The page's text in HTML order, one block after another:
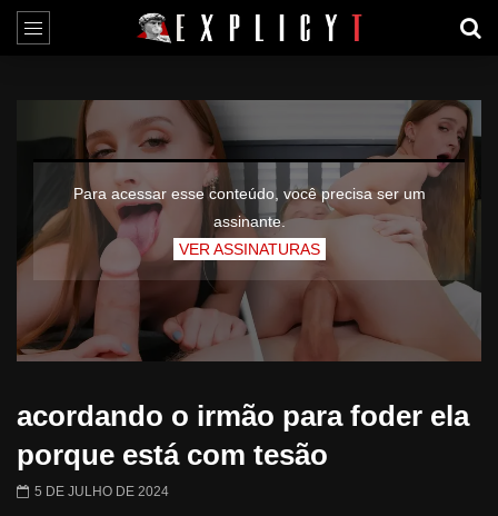
Para acessar esse conteúdo, você precisa ser um
assinante.
VER ASSINATURAS
acordando o irmão para foder ela
porque está com tesão
5 DE JULHO DE 2024